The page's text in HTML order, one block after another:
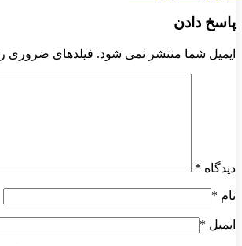
پاسخ دادن
ایمیل شما منتشر نمی شود. فیلدهای ضروری
دیدگاه *
نام *
ایمیل *